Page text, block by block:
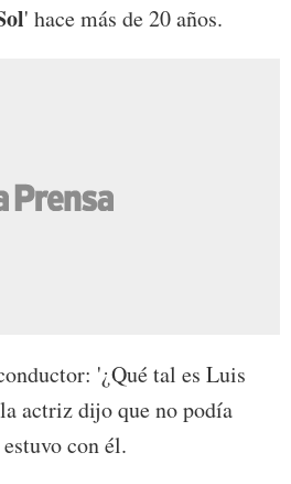
' hace más de 20 años.
'¿Qué tal es Luis
actriz dijo que no podía
con él.